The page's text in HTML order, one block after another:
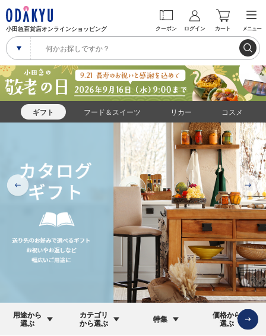
小田急百貨店オンラインショッピング クーポン ログイン カート メニュー
ギフト フード＆スイーツ リカー コスメ
用途から
選ぶ
カテゴリ
から選ぶ
特集
価格から
選ぶ